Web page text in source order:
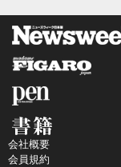
会社概要
会員規約